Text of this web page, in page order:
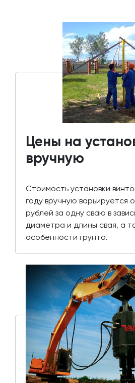
Цены на
вручную
Стоимость установки
году вручную варьируется
рублей за одну сваю в
диаметра и длины свая, а
особенности грунта.